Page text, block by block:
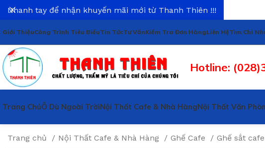
Giới ThiệuCông Trình Tiêu BiểuTin TứcTư VấnKiểm Tra Đơn HàngLiên HệTìm Chi
Hotline:
Trang ChủÔ Dù Ngoài TrờiNội Thất Cafe & Nhà HàngNội Thất Văn
Trang chủ Nội Thất Cafe & Nhà Hàng Ghế Cafe Ghế sắt cafe
Nhanh tay để nhận khuyến mãi mới từ Thanh Thiên !!!